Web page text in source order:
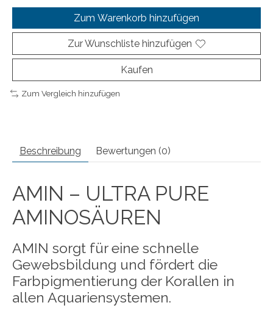
Zum Warenkorb hinzufügen
Zur Wunschliste hinzufügen
Kaufen
Zum Vergleich hinzufügen
Beschreibung Bewertungen (0)
AMIN – ULTRA PURE
AMINOSÄUREN
AMIN sorgt für eine schnelle
Gewebsbildung und fördert die
Farbpigmentierung der Korallen in
allen Aquariensystemen.